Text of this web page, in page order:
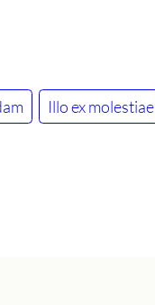
Illo ex molestiae